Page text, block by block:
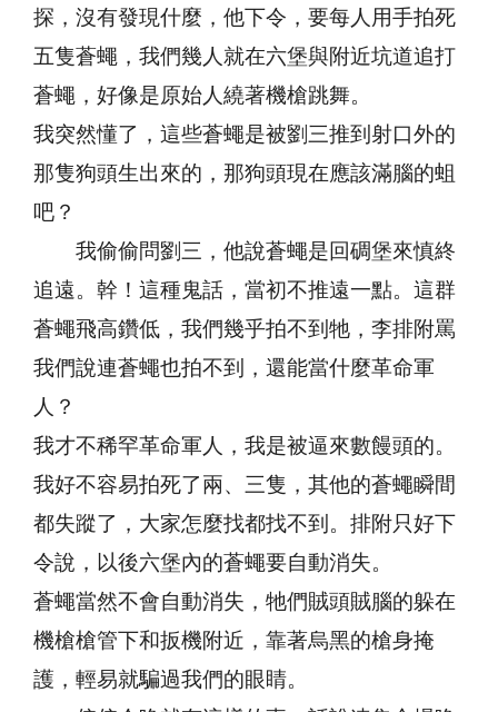
探，沒有發現什麼，他下令，要每人用手拍死
五隻蒼蠅，我們幾人就在六堡與附近坑道追打
蒼蠅，好像是原始人繞著機槍跳舞。
我突然懂了，這些蒼蠅是被劉三推到射口外的
那隻狗頭生出來的，那狗頭現在應該滿腦的蛆
吧？
我偷偷問劉三，他說蒼蠅是回碉堡來慎終
追遠。幹！這種鬼話，當初不推遠一點。這群
蒼蠅飛高鑽低，我們幾乎拍不到牠，李排附罵
我們說連蒼蠅也拍不到，還能當什麼革命軍
人？
我才不稀罕革命軍人，我是被逼來數饅頭的。
我好不容易拍死了兩、三隻，其他的蒼蠅瞬間
都失蹤了，大家怎麼找都找不到。排附只好下
令說，以後六堡內的蒼蠅要自動消失。
蒼蠅當然不會自動消失，牠們賊頭賊腦的躲在
機槍槍管下和扳機附近，靠著烏黑的槍身掩
護，輕易就騙過我們的眼睛。